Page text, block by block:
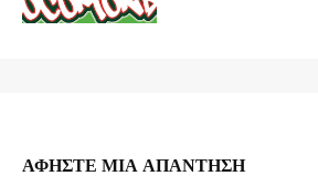
ΑΦΗΣΤΕ ΜΙΑ ΑΠΑΝΤΗΣΗ